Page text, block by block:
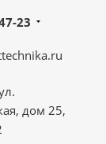
23
дом 25,